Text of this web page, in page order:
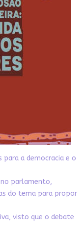
a democracia e o
parlamento,
do tema para propor
visto que o debate